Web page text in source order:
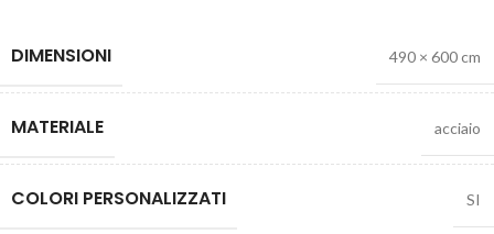
DIMENSIONI 490 × 600 cm
MATERIALE acciaio
COLORI PERSONALIZZATI SI